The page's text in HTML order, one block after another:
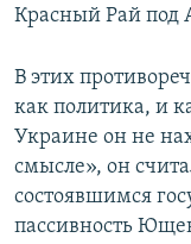
Красный Рай под
В этих
как политика, и
Украине он не
смысле», он
состоявшимся
пассивность